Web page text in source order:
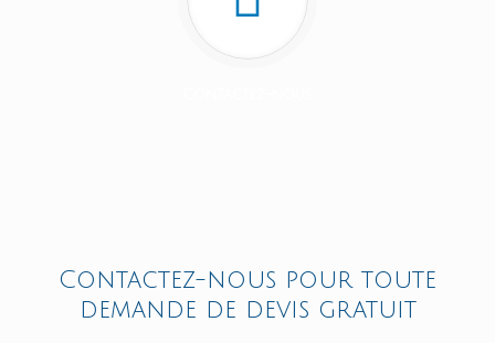
Contactez-nous pour toute
demande de devis gratuit